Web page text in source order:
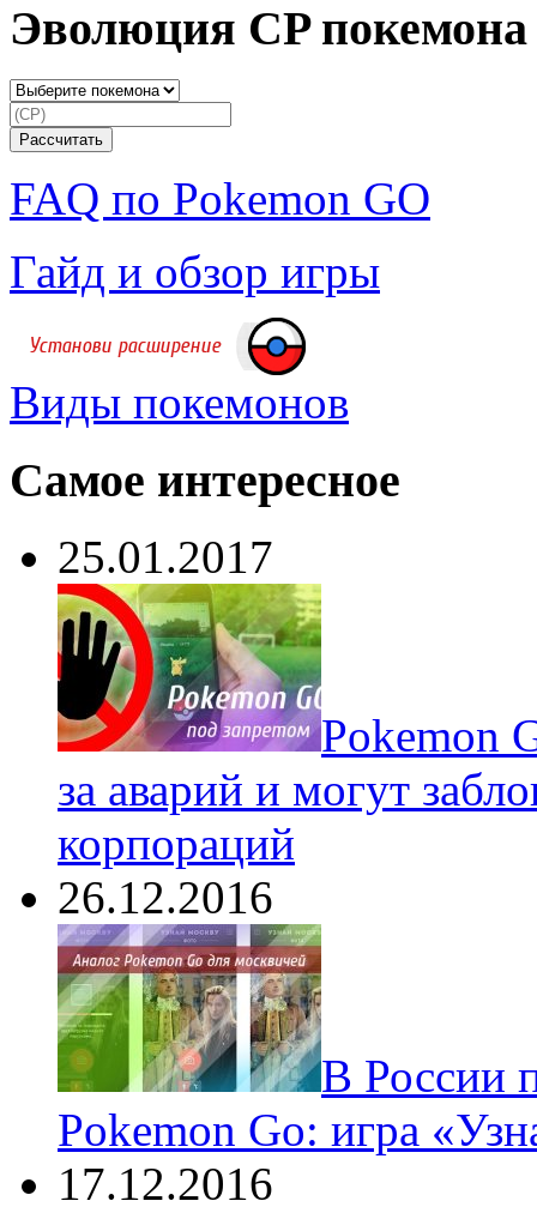
Эволюция CP покемона
FAQ по Pokemon GO
Гайд и обзор игры
Виды покемонов
Самое интересное
25.01.2017
Pokеmon
за аварий и могут
корпораций
26.12.2016
В России
Pokemon Go: игра
17.12.2016